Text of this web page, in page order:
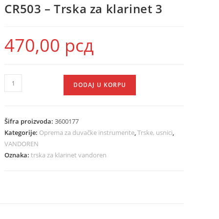
CR503 – Trska za klarinet 3
470,00 рсд
DODAJ U KORPU
Šifra proizvoda:3600177
Kategorije: Oprema za duvačke instrumente,Trske, usnici,
VANDOREN
Oznaka:trska za klarinet vandoren